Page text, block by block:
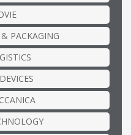
PACKAGING